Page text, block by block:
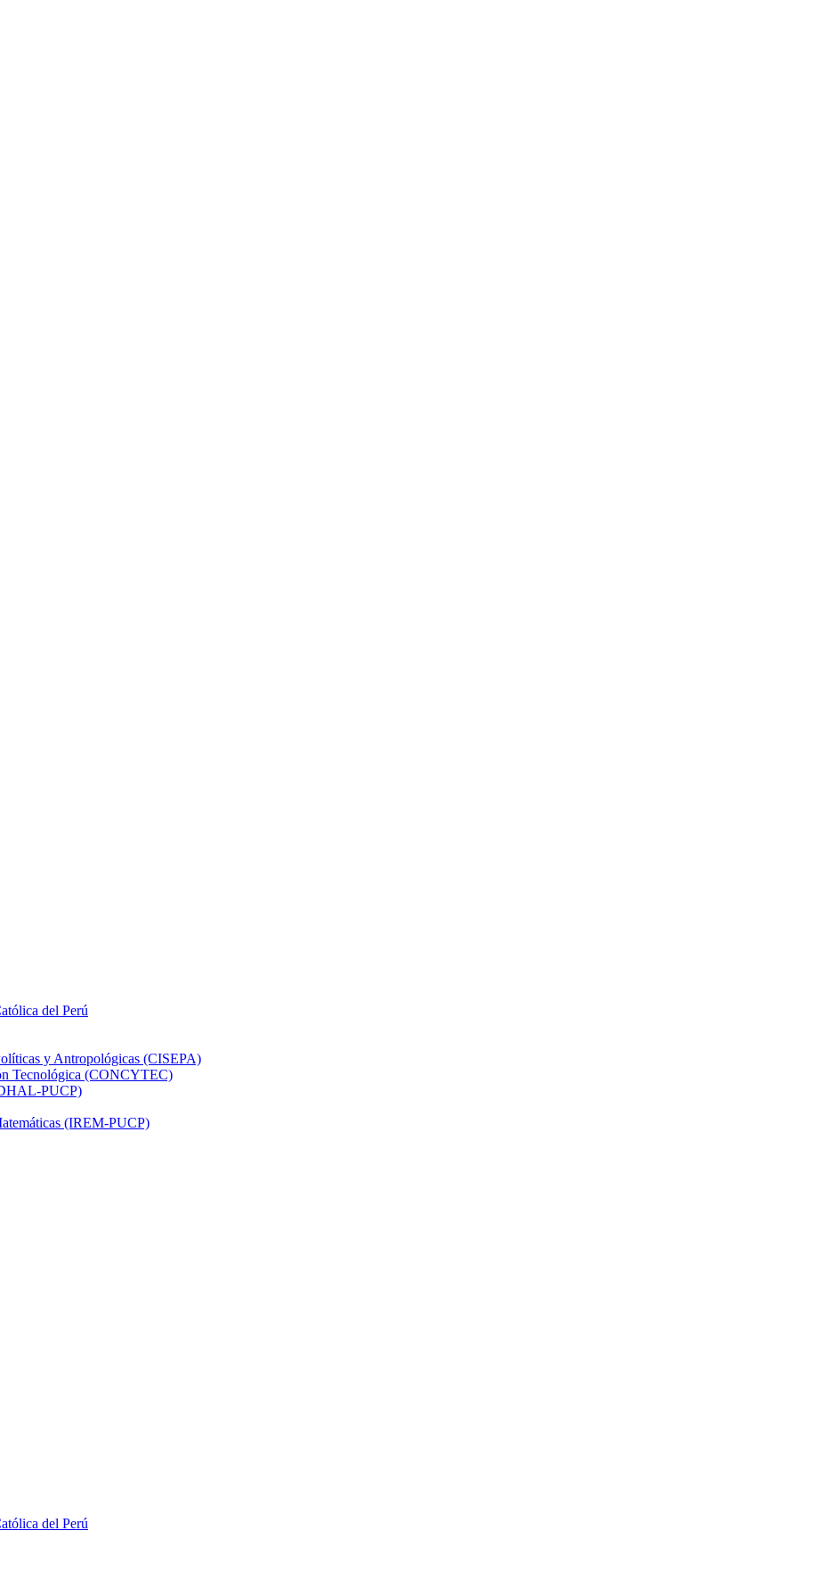
del Perú
y Antropológicas (CISEPA)
Tecnológica (CONCYTEC)
PUCP)
(IREM-PUCP)
del Perú